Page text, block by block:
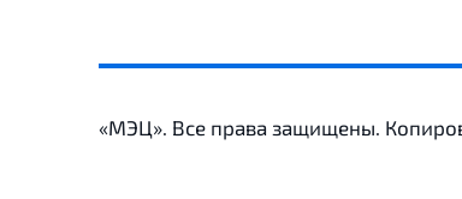
«МЭЦ». Все права защищены.